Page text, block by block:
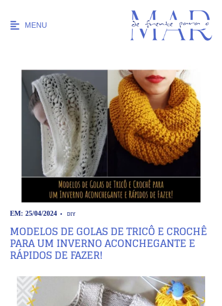
MENU
EM: 25/04/2024 DIY
MODELOS DE GOLAS DE TRICÔ E CROCHÊ
PARA UM INVERNO ACONCHEGANTE E
RÁPIDOS DE FAZER!